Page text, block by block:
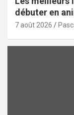
débuter en
7 août 2026